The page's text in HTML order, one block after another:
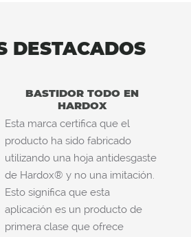
DESTACADOS
BASTIDOR TODO EN
HARDOX
Esta marca certifica que el
producto ha sido fabricado
utilizando una hoja antidesgaste
de Hardox® y no una imitación.
Esto significa que esta
aplicación es un producto de
primera clase que ofrece